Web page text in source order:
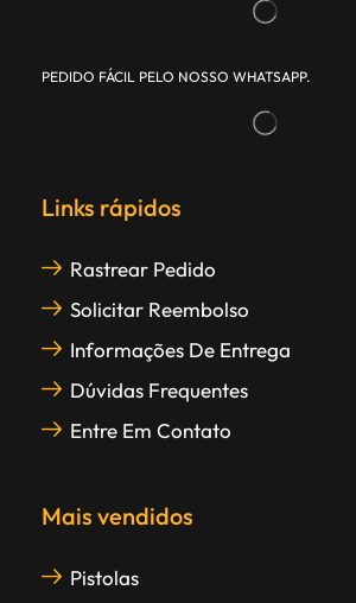
PEDIDO FÁCIL PELO NOSSO WHATSAPP.
Links rápidos
Rastrear Pedido
Solicitar Reembolso
Informações De Entrega
Dúvidas Frequentes
Entre Em Contato
Mais vendidos
Pistolas